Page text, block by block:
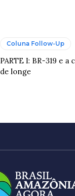
Coluna Follow-Up
PARTE I: BR-319 e a
de longe